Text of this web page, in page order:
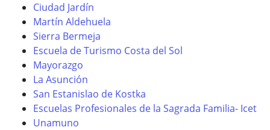
Ciudad Jardín
Martín Aldehuela
Sierra Bermeja
Escuela de Turismo Costa del Sol
Mayorazgo
La Asunción
San Estanislao de Kostka
Escuelas Profesionales de la Sagrada Familia- Icet
Unamuno